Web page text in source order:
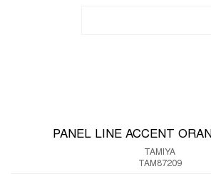
PANEL LINE ACCENT
TAMIYA
TAM87209